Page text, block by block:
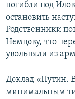
погибли под
остановить
Родственники
Немцову, что
увольняли из
Доклад «Путин.
минимальным